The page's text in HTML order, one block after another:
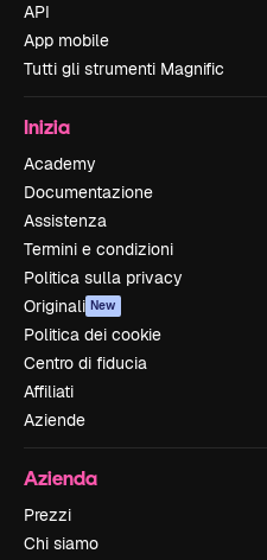
API
App mobile
Tutti gli strumenti Magnific
Inizia
Academy
Documentazione
Assistenza
Termini e condizioni
Politica sulla privacy
Originali New
Politica dei cookie
Centro di fiducia
Affiliati
Aziende
Azienda
Prezzi
Chi siamo